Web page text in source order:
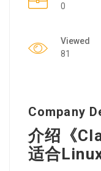
0
Viewed
81
Company
介绍《
适合